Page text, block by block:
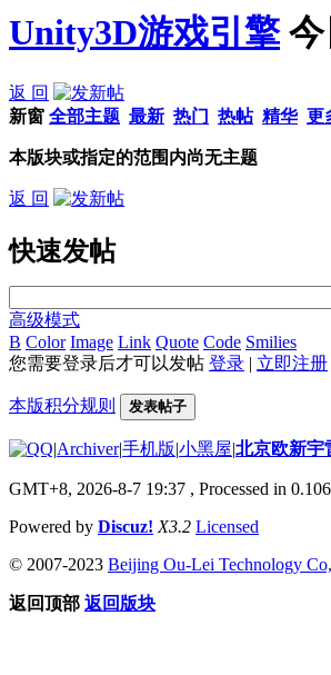
Unity3D游戏引擎
返 回
新窗 全部主题 最新 热门 热帖 精华 更
本版块或指定的范围内尚无主题
返 回
快速发帖
高级模式
B Color Image Link Quote Code Smilies
您需要登录后才可以发帖 登录 | 立即注册
本版积分规则 发表帖子
|Archiver|手机版|小黑屋|北京欧新宇
GMT+8, 2026-8-7 19:37 , Processed in
Powered by Discuz! X3.2 Licensed
© 2007-2023 Beijing Ou-Lei Technology
返回顶部 返回版块